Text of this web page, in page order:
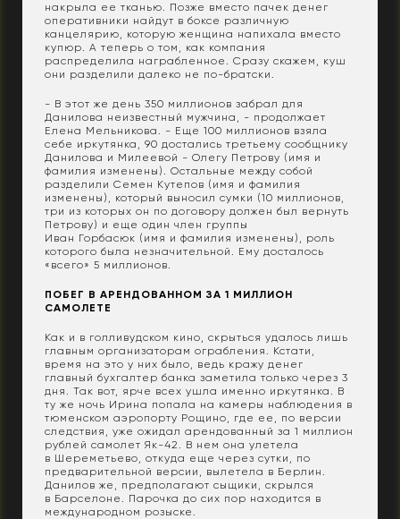
накрыла ее тканью. Позже вместо пачек денег
оперативники найдут в боксе различную
канцелярию, которую женщина напихала вместо
купюр. А теперь о том, как компания
распределила награбленное. Сразу скажем, куш
они разделили далеко не по-братски.
- В этот же день 350 миллионов забрал для
Данилова неизвестный мужчина, - продолжает
Елена Мельникова. - Еще 100 миллионов взяла
себе иркутянка, 90 достались третьему сообщнику
Данилова и Милеевой - Олегу Петрову (имя и
фамилия изменены). Остальные между собой
разделили Семен Кутепов (имя и фамилия
изменены), который выносил сумки (10 миллионов,
три из которых он по договору должен был вернуть
Петрову) и еще один член группы
Иван Горбасюк (имя и фамилия изменены), роль
которого была незначительной. Ему досталось
«всего» 5 миллионов.
ПОБЕГ В АРЕНДОВАННОМ ЗА 1 МИЛЛИОН
САМОЛЕТЕ
Как и в голливудском кино, скрыться удалось лишь
главным организаторам ограбления. Кстати,
время на это у них было, ведь кражу денег
главный бухгалтер банка заметила только через 3
дня. Так вот, ярче всех ушла именно иркутянка. В
ту же ночь Ирина попала на камеры наблюдения в
тюменском аэропорту Рощино, где ее, по версии
следствия, уже ожидал арендованный за 1 миллион
рублей самолет Як-42. В нем она улетела
в Шереметьево, откуда еще через сутки, по
предварительной версии, вылетела в Берлин.
Данилов же, предполагают сыщики, скрылся
в Барселоне. Парочка до сих пор находится в
международном розыске.